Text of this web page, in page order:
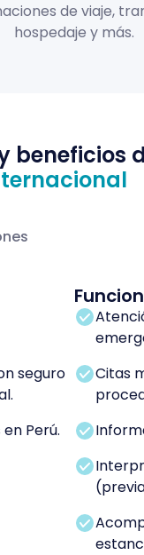
de viaje,
hospedaje y más.
beneficios
seguro
Perú.
Citas